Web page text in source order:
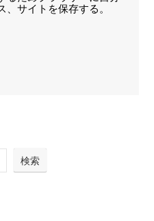
サイトを保存する。
検索